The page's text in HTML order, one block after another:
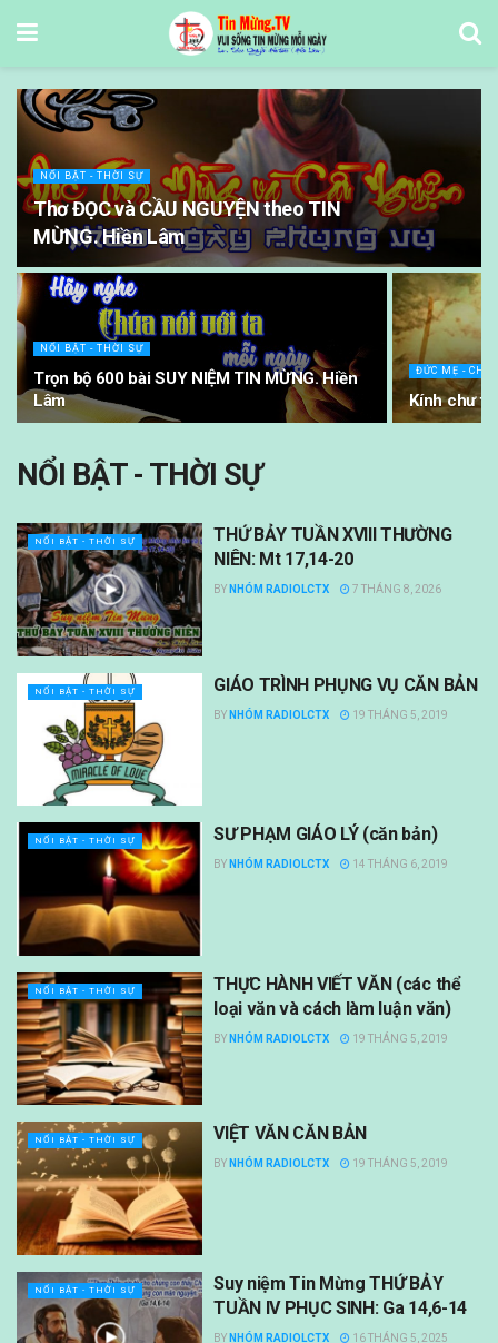
NỔI BẬT - THỜI SỰ
Thơ ĐỌC và CẦU NGUYỆN theo TIN
MỪNG. Hiền Lâm
NỔI BẬT - THỜI SỰ
Trọn bộ 600 bài SUY NIỆM TIN MỪNG. Hiền
Lâm
ĐỨC MẸ - CHƯ
Kính chư
NỔI BẬT - THỜI SỰ
NỔI BẬT - THỜI SỰ
THỨ BẢY TUẦN XVIII THƯỜNG
NIÊN: Mt 17,14-20
BY NHÓM RADIOLCTX 7 THÁNG 8, 2026
NỔI BẬT - THỜI SỰ GIÁO TRÌNH PHỤNG VỤ CĂN BẢN
BY NHÓM RADIOLCTX 19 THÁNG 5, 2019
NỔI BẬT - THỜI SỰ SƯ PHẠM GIÁO LÝ (căn bản)
BY NHÓM RADIOLCTX 14 THÁNG 6, 2019
NỔI BẬT - THỜI SỰ
THỰC HÀNH VIẾT VĂN (các thể
loại văn và cách làm luận văn)
BY NHÓM RADIOLCTX 19 THÁNG 5, 2019
NỔI BẬT - THỜI SỰ VIỆT VĂN CĂN BẢN
BY NHÓM RADIOLCTX 19 THÁNG 5, 2019
NỔI BẬT - THỜI SỰ
Suy niệm Tin Mừng THỨ BẢY
TUẦN IV PHỤC SINH: Ga 14,6-14
BY NHÓM RADIOLCTX 16 THÁNG 5, 2025